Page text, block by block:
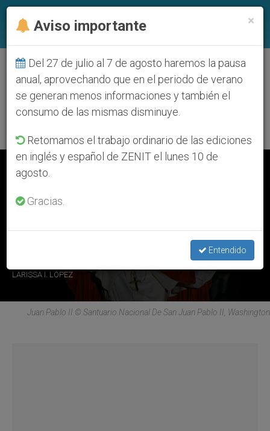
ETIQUETA
Posts Tagged ‘Borja
Zavala’
ÚLTIMAS NOTICIAS
‘San Juan Pablo II: Directo al corazón’: Libro de José María y
LARISSA I. LÓPEZ
Juan Pablo II © Santuario Nacional De San Juan Pablo II, Washington
×
Aviso importante
Del 27 de julio al 7 de agosto haremos la pausa
anual, aprovechando que en el periodo de verano
se generan menos informaciones y también el
consumo de las mismas disminuye.
Retomamos el trabajo ordinario de las ediciones
en inglés y español de ZENIT el lunes 10 de
agosto.
Gracias.
Entendido